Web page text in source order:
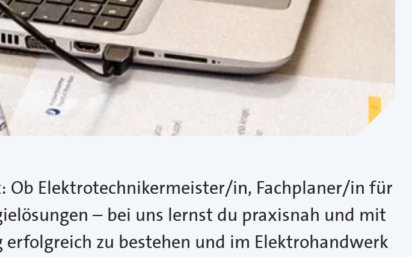
Ob Elektrotechnikermeister/in, Fachplaner/in für
– bei uns lernst du praxisnah und mit
zu bestehen und im Elektrohandwerk